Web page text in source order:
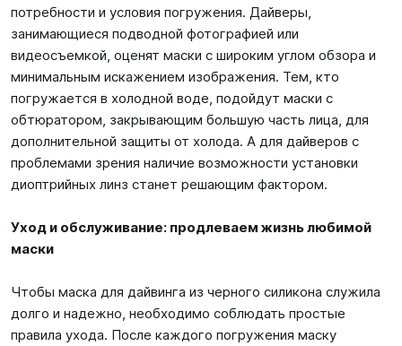
потребности и условия погружения. Дайверы,
занимающиеся подводной фотографией или
видеосъемкой, оценят маски с широким углом обзора и
минимальным искажением изображения. Тем, кто
погружается в холодной воде, подойдут маски с
обтюратором, закрывающим большую часть лица, для
дополнительной защиты от холода. А для дайверов с
проблемами зрения наличие возможности установки
диоптрийных линз станет решающим фактором.
Уход и обслуживание: продлеваем жизнь любимой
маски
Чтобы маска для дайвинга из черного силикона служила
долго и надежно, необходимо соблюдать простые
правила ухода. После каждого погружения маску